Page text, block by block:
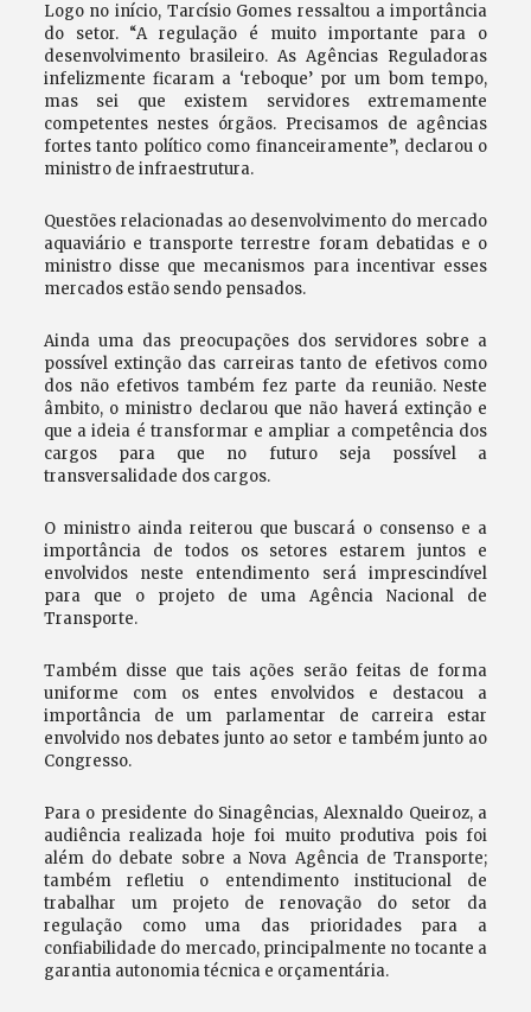
Logo no início, Tarcísio Gomes ressaltou a importância
do setor. “A regulação é muito importante para o
desenvolvimento brasileiro. As Agências Reguladoras
infelizmente ficaram a ‘reboque’ por um bom tempo,
mas sei que existem servidores extremamente
competentes nestes órgãos. Precisamos de agências
fortes tanto político como financeiramente”, declarou o
ministro de infraestrutura.
Questões relacionadas ao desenvolvimento do mercado
aquaviário e transporte terrestre foram debatidas e o
ministro disse que mecanismos para incentivar esses
mercados estão sendo pensados.
Ainda uma das preocupações dos servidores sobre a
possível extinção das carreiras tanto de efetivos como
dos não efetivos também fez parte da reunião. Neste
âmbito, o ministro declarou que não haverá extinção e
que a ideia é transformar e ampliar a competência dos
cargos para que no futuro seja possível a
transversalidade dos cargos.
O ministro ainda reiterou que buscará o consenso e a
importância de todos os setores estarem juntos e
envolvidos neste entendimento será imprescindível
para que o projeto de uma Agência Nacional de
Transporte.
Também disse que tais ações serão feitas de forma
uniforme com os entes envolvidos e destacou a
importância de um parlamentar de carreira estar
envolvido nos debates junto ao setor e também junto ao
Congresso.
Para o presidente do Sinagências, Alexnaldo Queiroz, a
audiência realizada hoje foi muito produtiva pois foi
além do debate sobre a Nova Agência de Transporte;
também refletiu o entendimento institucional de
trabalhar um projeto de renovação do setor da
regulação como uma das prioridades para a
confiabilidade do mercado, principalmente no tocante a
garantia autonomia técnica e orçamentária.